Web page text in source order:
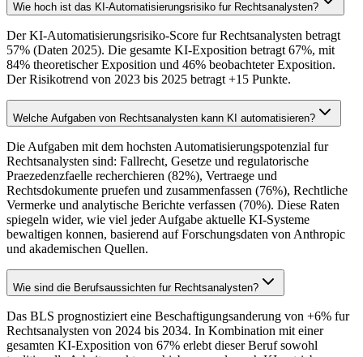
Wie hoch ist das KI-Automatisierungsrisiko fur Rechtsanalysten?
Der KI-Automatisierungsrisiko-Score fur Rechtsanalysten betragt
57% (Daten 2025). Die gesamte KI-Exposition betragt 67%, mit
84% theoretischer Exposition und 46% beobachteter Exposition.
Der Risikotrend von 2023 bis 2025 betragt +15 Punkte.
Welche Aufgaben von Rechtsanalysten kann KI automatisieren?
Die Aufgaben mit dem hochsten Automatisierungspotenzial fur
Rechtsanalysten sind: Fallrecht, Gesetze und regulatorische
Praezedenzfaelle recherchieren (82%), Vertraege und
Rechtsdokumente pruefen und zusammenfassen (76%), Rechtliche
Vermerke und analytische Berichte verfassen (70%). Diese Raten
spiegeln wider, wie viel jeder Aufgabe aktuelle KI-Systeme
bewaltigen konnen, basierend auf Forschungsdaten von Anthropic
und akademischen Quellen.
Wie sind die Berufsaussichten fur Rechtsanalysten?
Das BLS prognostiziert eine Beschaftigungsanderung von +6% fur
Rechtsanalysten von 2024 bis 2034. In Kombination mit einer
gesamten KI-Exposition von 67% erlebt dieser Beruf sowohl